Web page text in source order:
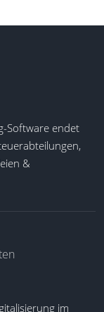
Software endet
&
im